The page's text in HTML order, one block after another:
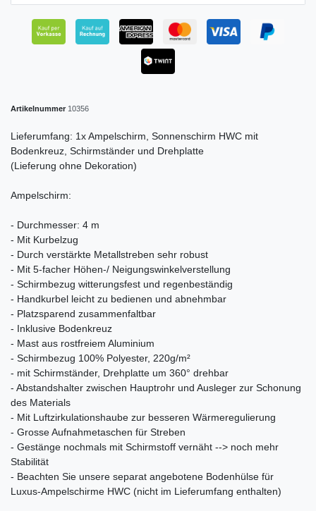
Artikelnummer 10356
Lieferumfang: 1x Ampelschirm, Sonnenschirm HWC mit
Bodenkreuz, Schirmständer und Drehplatte
(Lieferung ohne Dekoration)
Ampelschirm:
- Durchmesser: 4 m
- Mit Kurbelzug
- Durch verstärkte Metallstreben sehr robust
- Mit 5-facher Höhen-/ Neigungswinkelverstellung
- Schirmbezug witterungsfest und regenbeständig
- Handkurbel leicht zu bedienen und abnehmbar
- Platzsparend zusammenfaltbar
- Inklusive Bodenkreuz
- Mast aus rostfreiem Aluminium
- Schirmbezug 100% Polyester, 220g/m²
- mit Schirmständer, Drehplatte um 360° drehbar
- Abstandshalter zwischen Hauptrohr und Ausleger zur Schonung
des Materials
- Mit Luftzirkulationshaube zur besseren Wärmeregulierung
- Grosse Aufnahmetaschen für Streben
- Gestänge nochmals mit Schirmstoff vernäht --> noch mehr
Stabilität
- Beachten Sie unsere separat angebotene Bodenhülse für
Luxus-Ampelschirme HWC (nicht im Lieferumfang enthalten)